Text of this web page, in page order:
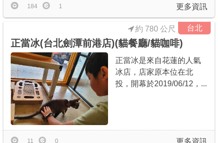
更多資訊
184 1
台北
正當冰(台北劍潭前港店)(貓餐廳/貓咖啡)
約 780 公尺
正當冰是來自花蓮的人氣
冰店，店家原本位在北
投，開幕於2019/06/12，...
更多資訊
11 0